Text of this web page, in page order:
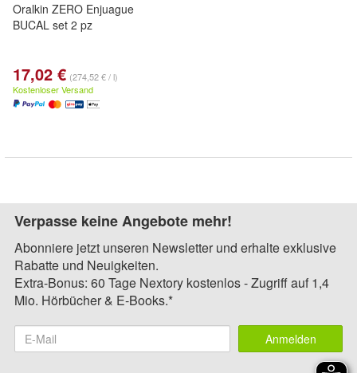
Oralkin ZERO Enjuague
BUCAL set 2 pz
17,02 € (274,52 € / l)
Kostenloser Versand
Verpasse keine Angebote mehr!
Abonniere jetzt unseren Newsletter und erhalte exklusive
Rabatte und Neuigkeiten.
Extra-Bonus: 60 Tage Nextory kostenlos - Zugriff auf 1,4
Mio. Hörbücher & E-Books.*
Anmelden